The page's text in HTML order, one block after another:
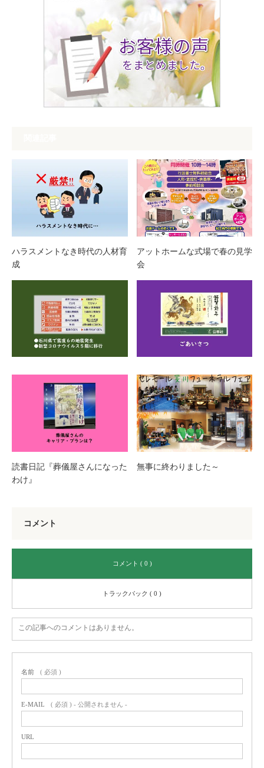
ハラスメントなき時代の人材育
成
アットホームな式場で春の見学
会
読書日記『葬儀屋さんになった
わけ』
無事に終わりました～
コメント
コメント ( 0 )
トラックバック ( 0 )
この記事へのコメントはありません。
名前 ( 必須 )
E-MAIL ( 必須 ) - 公開されません -
URL